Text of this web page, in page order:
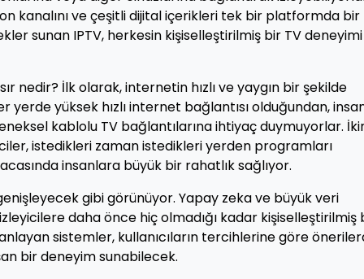
kanalını ve çeşitli dijital içerikleri tek bir platformda bir
sunan IPTV, herkesin kişiselleştirilmiş bir TV deneyimi
nedir? İlk olarak, internetin hızlı ve yaygın bir şekilde
yerde yüksek hızlı internet bağlantısı olduğundan,
kablolu TV bağlantılarına ihtiyaç duymuyorlar.
istedikleri zaman istedikleri yerden programları
insanlara büyük bir rahatlık sağlıyor.
gibi görünüyor. Yapay zeka ve büyük veri
daha önce hiç olmadığı kadar kişiselleştirilmiş
sistemler, kullanıcıların tercihlerine göre
bir deneyim sunabilecek.